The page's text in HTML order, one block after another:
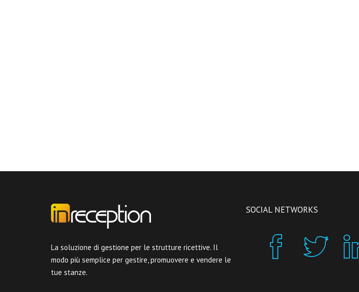
La soluzione di gestione per le strutture ricettive. Il
modo più semplice per gestire, promuovere e vendere le
tue stanze.
SOCIAL NETWORKS